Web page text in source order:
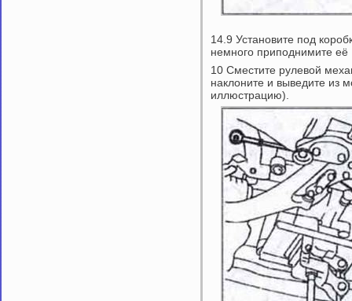
14.9 Установите под
немного приподнимите её
10 Сместите рулевой
наклоните и выведите из
иллюстрацию).